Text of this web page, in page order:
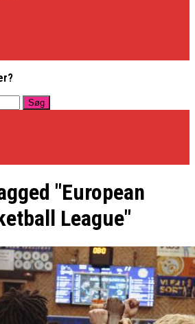
Gafler Dansker Hos Rabbits
"European
League"